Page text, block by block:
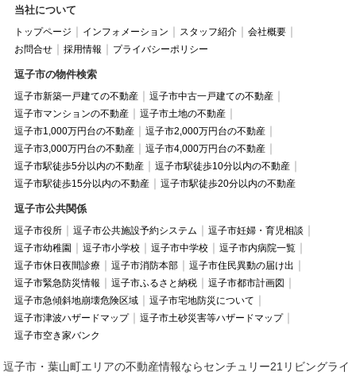
当社について
トップページ インフォメーション スタッフ紹介
会社概要
お問合せ
採用情報 プライバシーポリシー
逗子市の物件検索
逗子市新築一戸建ての不動産
逗子市中古一戸建ての不動産
逗子市マンションの不動産
逗子市土地の不動産
逗子市1,000万円台の不動産
逗子市2,000万円台の不動産
逗子市3,000万円台の不動産
逗子市4,000万円台の不動産
逗子市駅徒歩5分以内の不動産
逗子市駅徒歩10分以内の不動産
逗子市駅徒歩15分以内の不動産
逗子市駅徒歩20分以内の不動産
逗子市公共関係
逗子市役所 逗子市公共施設予約システム
逗子市妊婦・育児相談
逗子市幼稚園
逗子市小学校 逗子市中学校
逗子市内病院一覧
逗子市休日夜間診療
逗子市消防本部
逗子市住民異動の届け出
逗子市緊急防災情報
逗子市ふるさと納税
逗子市都市計画図
逗子市急傾斜地崩壊危険区域
逗子市宅地防災について
逗子市津波ハザードマップ
逗子市土砂災害等ハザードマップ
逗子市空き家バンク
逗子市・葉山町エリアの不動産情報ならセンチュリー21リビングライ